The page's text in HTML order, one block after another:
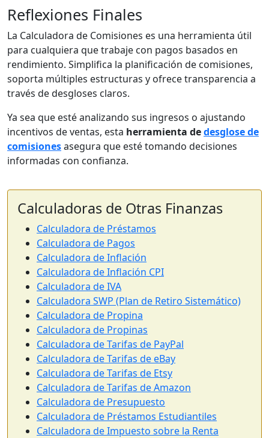
Reflexiones Finales
La Calculadora de Comisiones es una herramienta útil
para cualquiera que trabaje con pagos basados en
rendimiento. Simplifica la planificación de comisiones,
soporta múltiples estructuras y ofrece transparencia a
través de desgloses claros.
Ya sea que esté analizando sus ingresos o ajustando
incentivos de ventas, esta herramienta dedesglose de
comisionesasegura que esté tomando decisiones
informadas con confianza.
Calculadoras de Otras Finanzas
Calculadora de Préstamos
Calculadora de Pagos
Calculadora de Inflación
Calculadora de Inflación CPI
Calculadora de IVA
Calculadora SWP (Plan de Retiro Sistemático)
Calculadora de Propina
Calculadora de Propinas
Calculadora de Tarifas de PayPal
Calculadora de Tarifas de eBay
Calculadora de Tarifas de Etsy
Calculadora de Tarifas de Amazon
Calculadora de Presupuesto
Calculadora de Préstamos Estudiantiles
Calculadora de Impuesto sobre la Renta